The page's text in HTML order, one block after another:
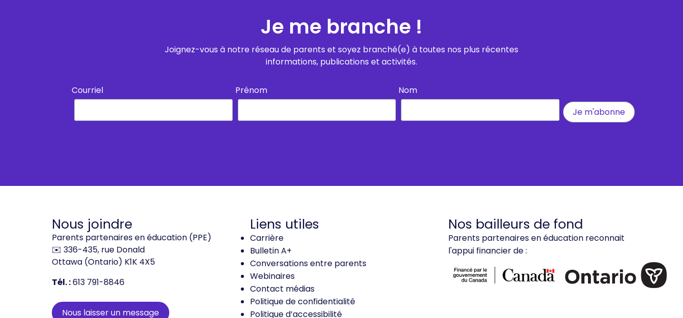
Je me branche !
Joignez-vous à notre réseau de parents et soyez branché(e) à toutes nos plus récentes
informations, publications et activités.
Courriel Prénom Nom
Nous joindre
Parents partenaires en éducation (PPE)
✉️ 336-435, rue Donald
Ottawa (Ontario) K1K 4X5
Tél. :613 791-8846
Nous laisser un message
Liens utiles
Carrière
Bulletin A+
Conversations entre parents
Webinaires
Contact médias
Politique de confidentialité
Politique d’accessibilité
Nos bailleurs de fond
Parents partenaires en éducation reconnait
l'appui financier de :